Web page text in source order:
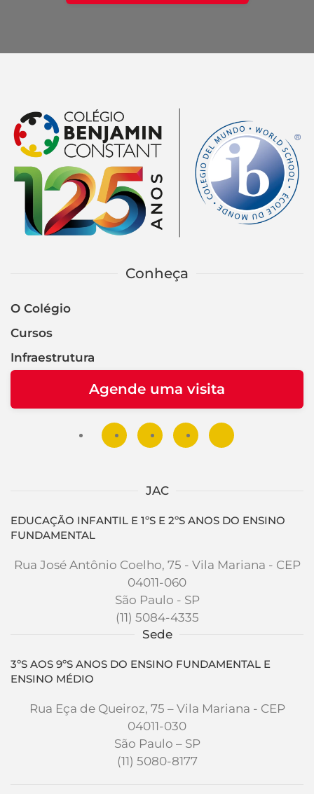
Conheça
O Colégio
Cursos
Infraestrutura
Agende uma visita
JAC
EDUCAÇÃO INFANTIL E 1ºS E 2ºS ANOS DO ENSINO
FUNDAMENTAL
Rua José Antônio Coelho, 75 - Vila Mariana - CEP
04011-060
São Paulo - SP
(11) 5084-4335
Sede
3ºS AOS 9ºS ANOS DO ENSINO FUNDAMENTAL E
ENSINO MÉDIO
Rua Eça de Queiroz, 75 – Vila Mariana - CEP
04011-030
São Paulo – SP
(11) 5080-8177